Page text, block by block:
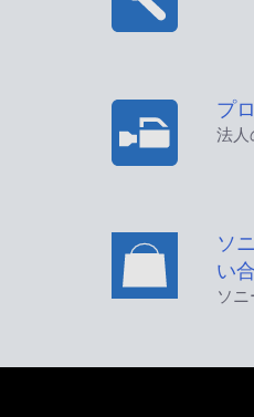
プ
法人
ソ
い
ソ